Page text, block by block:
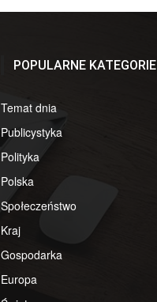
POPULARNE KATEGORIE
Temat dnia
Publicystyka
Polityka
Polska
Społeczeństwo
Kraj
Gospodarka
Europa